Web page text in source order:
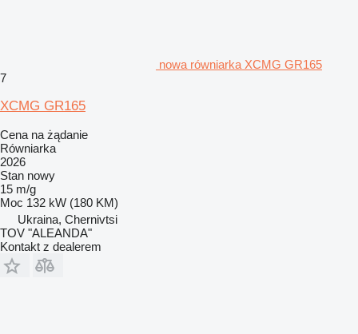
nowa równiarka XCMG GR165
7
XCMG GR165
Cena na żądanie
Równiarka
2026
Stan nowy
15 m/g
Moc 132 kW (180 KM)
Ukraina, Chernivtsi
TOV "ALEANDA"
Kontakt z dealerem